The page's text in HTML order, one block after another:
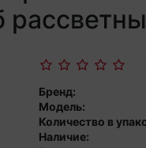
Бренд:
Модель:
Количество в
Наличие: